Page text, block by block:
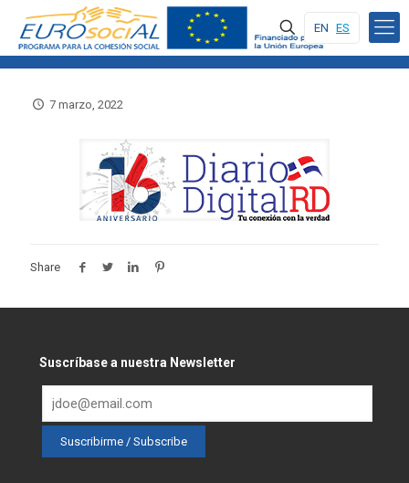
EN ES
7 marzo, 2022
Share
Suscríbase a nuestra Newsletter